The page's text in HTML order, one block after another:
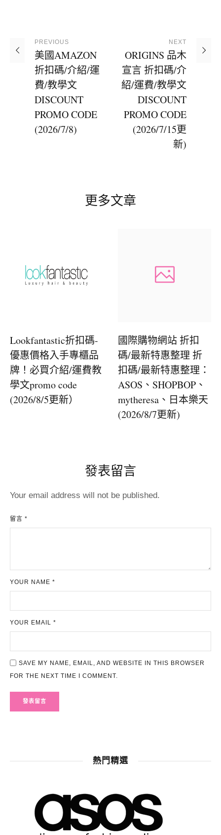
PREVIOUS
美國AMAZON
折扣碼/介紹/運
費/教學文
DISCOUNT
PROMO CODE
(2026/7/8)
NEXT
ORIGINS 品木
宣言 折扣碼/介
紹/運費/教學文
DISCOUNT
PROMO CODE
(2026/7/15更
新)
更多文章
Lookfantastic折扣碼-
優惠價格入手專櫃品
牌！必買介紹/運費教
學文promo code
(2026/8/5更新）
國際購物網站 折扣
碼/最新特惠整理 折
扣碼/最新特惠整理：
ASOS、SHOPBOP、
mytheresa、日本樂天
(2026/8/7更新)
發表留言
Your email address will not be published.
留言 *
YOUR NAME *
YOUR EMAIL *
SAVE MY NAME, EMAIL, AND WEBSITE IN THIS BROWSER
FOR THE NEXT TIME I COMMENT.
熱門精選